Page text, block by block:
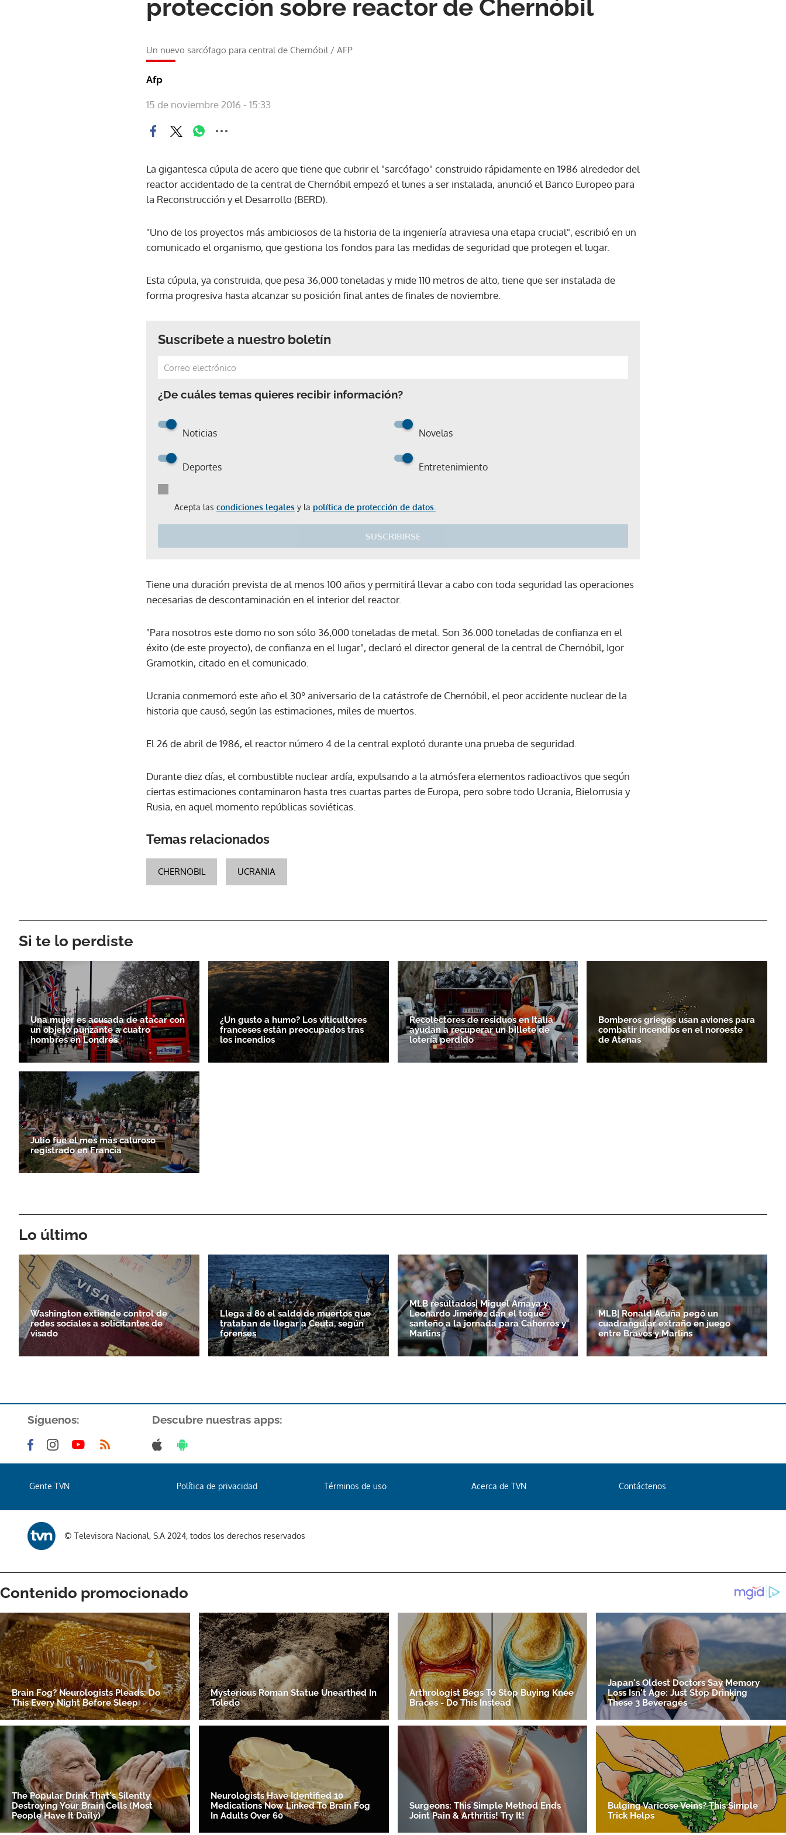
protección sobre reactor de Chernóbil
Un nuevo sarcófago para central de Chernóbil/ AFP
Afp
15 de noviembre 2016 - 15:33
La gigantesca cúpula de acero que tiene que cubrir el "sarcófago" construido rápidamente en 1986 alrededor del
reactor accidentado de la central de Chernóbil empezó el lunes a ser instalada, anunció el Banco Europeo para
la Reconstrucción y el Desarrollo (BERD).
"Uno de los proyectos más ambiciosos de la historia de la ingeniería atraviesa una etapa crucial", escribió en un
comunicado el organismo, que gestiona los fondos para las medidas de seguridad que protegen el lugar.
Esta cúpula, ya construida, que pesa 36,000 toneladas y mide 110 metros de alto, tiene que ser instalada de
forma progresiva hasta alcanzar su posición final antes de finales de noviembre.
Suscríbete a nuestro boletín
¿De cuáles temas quieres recibir información?
Noticias Novelas
Deportes Entretenimiento
Acepta las condiciones legales y la política de protección de datos.
SUSCRIBIRSE
ACEPTAR
Tiene una duración prevista de al menos 100 años y permitirá llevar a cabo con toda seguridad las operaciones
necesarias de descontaminación en el interior del reactor.
"Para nosotros este domo no son sólo 36,000 toneladas de metal. Son 36.000 toneladas de confianza en el
éxito (de este proyecto), de confianza en el lugar", declaró el director general de la central de Chernóbil, Igor
Gramotkin, citado en el comunicado.
Ucrania conmemoró este año el 30º aniversario de la catástrofe de Chernóbil, el peor accidente nuclear de la
historia que causó, según las estimaciones, miles de muertos.
El 26 de abril de 1986, el reactor número 4 de la central explotó durante una prueba de seguridad.
Durante diez días, el combustible nuclear ardía, expulsando a la atmósfera elementos radioactivos que según
ciertas estimaciones contaminaron hasta tres cuartas partes de Europa, pero sobre todo Ucrania, Bielorrusia y
Rusia, en aquel momento repúblicas soviéticas.
Temas relacionados
CHERNOBIL UCRANIA
Si te lo perdiste
Una mujer es acusada de atacar con
un objeto punzante a cuatro
hombres en Londres
¿Un gusto a humo? Los viticultores
franceses están preocupados tras
los incendios
Recolectores de residuos en Italia
ayudan a recuperar un billete de
lotería perdido
Bomberos griegos usan aviones para
combatir incendios en el noroeste
de Atenas
Julio fue el mes más caluroso
registrado en Francia
Lo último
Washington extiende control de
redes sociales a solicitantes de
visado
Llega a 80 el saldo de muertos que
trataban de llegar a Ceuta, según
forenses
MLB resultados| Miguel Amaya y
Leonardo Jiménez dan el toque
santeño a la jornada para Cahorros y
Marlins
MLB| Ronald Acuña pegó un
cuadrangular extraño en juego
entre Bravos y Marlins
Síguenos: Descubre nuestras apps:
Gente TVN Política de privacidad Términos de uso Acerca de TVN Contáctenos
© Televisora Nacional, S.A 2024, todos los derechos reservados